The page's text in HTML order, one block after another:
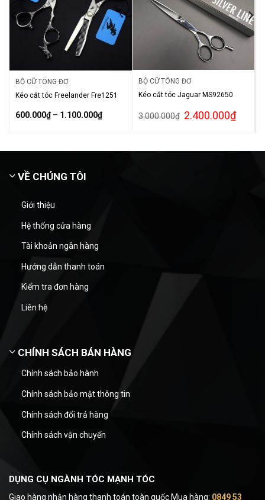
BỘ CỮ TÔNG ĐƠ
Kéo cắt tóc Freelander Fre1251
600.000₫– 1.100.000₫
BỘ CỮ TÔNG ĐƠ
Kéo cắt tóc Jaguar MS92650
3.000.000₫ 2.400.000₫
VỀ CHÚNG TÔI
Giới thiệu
Hệ thống cửa hàng
Tài khoản ngân hàng
Hướng dẫn thanh toán
Kiểm tra đơn hàng
Liên hệ
CHÍNH SÁCH BÁN HÀNG
Chính sách bảo hành
Chính sách bảo mật thông tin
Chính sách đổi trả hàng
Chính sách vận chuyển
DỤNG CỤ NGÀNH TÓC MẠNH TÓC
Giao hàng nhận hàng thanh toán toàn quốc Mua hàng: 0849 53